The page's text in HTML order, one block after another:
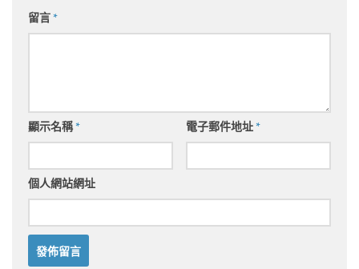
留言*
顯示名稱* 電子郵件地址*
個人網站網址